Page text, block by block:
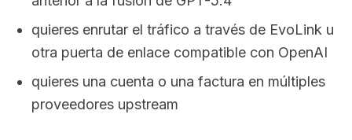
quieres enrutar el tráfico a través de EvoLink u
otra puerta de enlace compatible con OpenAI
quieres una cuenta o una factura en múltiples
proveedores upstream